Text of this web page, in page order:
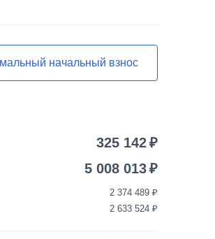
от 2 до 3 дней
от 5 до 10 дней
1 день
начальный взнос
325 142
5 008 013
2 374 489
2 633 524